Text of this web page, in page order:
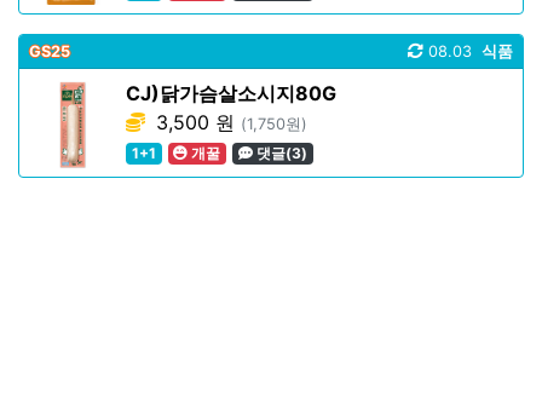
GS25 식품
08.03
CJ)닭가슴살소시지80G
3,500 원 (1,750원)
1+1
개꿀 댓글(3)